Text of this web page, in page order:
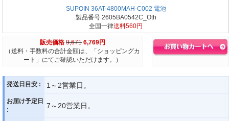
SUPOIN 36AT-4800MAH-C002 電池
製品番号 2605BA0542C_Oth
全国一律送料560円
販売価格 9,671 6,769円
（送料・手数料の合計金額は、「ショッピングカ
ート」にてご確認いただけます。）
発送日目安 : 1～2営業日。
お届け予定日
:
7～20営業日。